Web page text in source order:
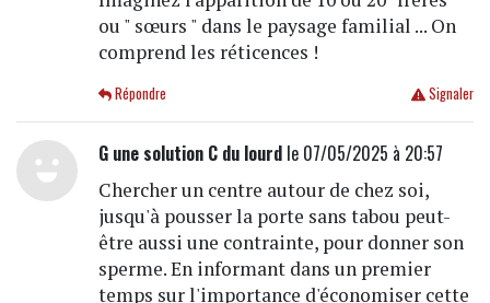
ou " sœurs " dans le paysage familial ... On
comprend les réticences !
Signaler
Répondre
G une solution C du lourdle 07/05/2025 à 20:57
Chercher un centre autour de chez soi,
jusqu'à pousser la porte sans tabou peut-
être aussi une contrainte, pour donner son
sperme. En informant dans un premier
temps sur l'importance d'économiser cette